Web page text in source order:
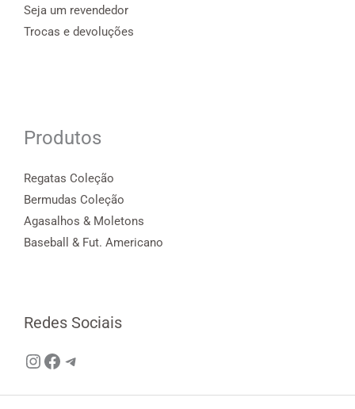
Seja um revendedor
Trocas e devoluções
Produtos
Regatas Coleção
Bermudas Coleção
Agasalhos & Moletons
Baseball & Fut. Americano
Redes Sociais
Instagram
Facebook
Telegram